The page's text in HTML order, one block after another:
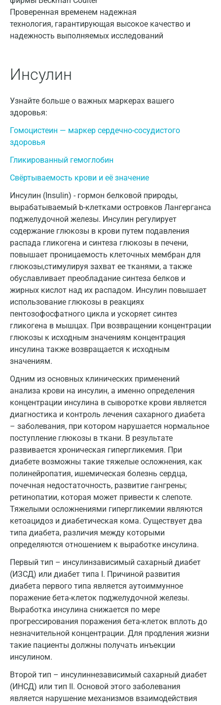
Проверенная временем надежная
технология, гарантирующая высокое качество и
надежность выполняемых исследований
Инсулин
Узнайте больше о важных маркерах вашего
здоровья:
Гомоцистеин — маркер сердечно-сосудистого
здоровья
Гликированный гемоглобин
Свёртываемость крови и её значение
Инсулин (Insulin) - гормон белковой природы,
вырабатываемый b-клетками островков Лангерганса
поджелудочной железы. Инсулин регулирует
содержание глюкозы в крови путем подавления
распада гликогена и синтеза глюкозы в печени,
повышает проницаемость клеточных мембран для
глюкозы,стимулируя захват ее тканями, а также
обуславливает преобладание синтеза белков и
жирных кислот над их распадом. Инсулин повышает
использование глюкозы в реакциях
пентозофосфатного цикла и ускоряет синтез
гликогена в мышцах. При возвращении концентрации
глюкозы к исходным значениям концентрация
инсулина также возвращается к исходным
значениям.
Одним из основных клинических применений
анализа крови на инсулин, а именно определения
концентрации инсулина в сыворотке крови является
диагностика и контроль лечения сахарного диабета
– заболевания, при котором нарушается нормальное
поступление глюкозы в ткани. В результате
развивается хроническая гипергликемия. При
диабете возможны такие тяжелые осложнения, как
полинейропатия, ишемическая болезнь сердца,
почечная недостаточность, развитие гангрены;
ретинопатии, которая может привести к слепоте.
Тяжелыми осложнениями гипергликемии являются
кетоацидоз и диабетическая кома. Существует два
типа диабета, различия между которыми
определяются отношением к выработке инсулина.
Первый тип – инсулинзависимый сахарный диабет
(ИЗСД) или диабет типа I. Причиной развития
диабета первого типа является аутоиммунное
поражение бета-клеток поджелудочной железы.
Выработка инсулина снижается по мере
прогрессирования поражения бета-клеток вплоть до
незначительной концентрации. Для продления жизни
такие пациенты должны получать инъекции
инсулином.
Второй тип – инсулиннезависимый сахарный диабет
(ИНСД) или тип II. Основой этого заболевания
является нарушение механизмов взаимодействия
Волгоград
Волжский
Всеволожск
Гатчина
Голубое
Дзержинск
Дзержинский
Дмитров
Долгопрудный
Домодедово
Екатеринбург
Жуковский
Звенигород
Зеленоград
Ивантеевка
Истра
Йошкар-Ола
Калининград
Калуга
Кемерово
Ковров
Коломна
Королев
Кострома
Котельники
Красногорск
Краснодар
Красноярск
Лабинск
Липецк
Лобня